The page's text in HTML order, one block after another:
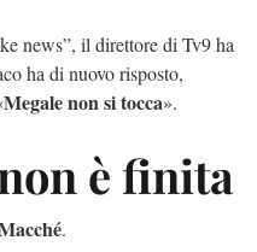
news”, il direttore di Tv9 ha
ha di nuovo risposto,
Megale non si tocca».
è finita
.